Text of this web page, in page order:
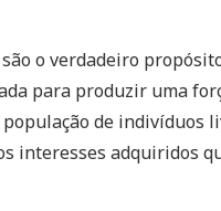
o verdadeiro
para produzir uma
de indivíduos
interesses adquiridos